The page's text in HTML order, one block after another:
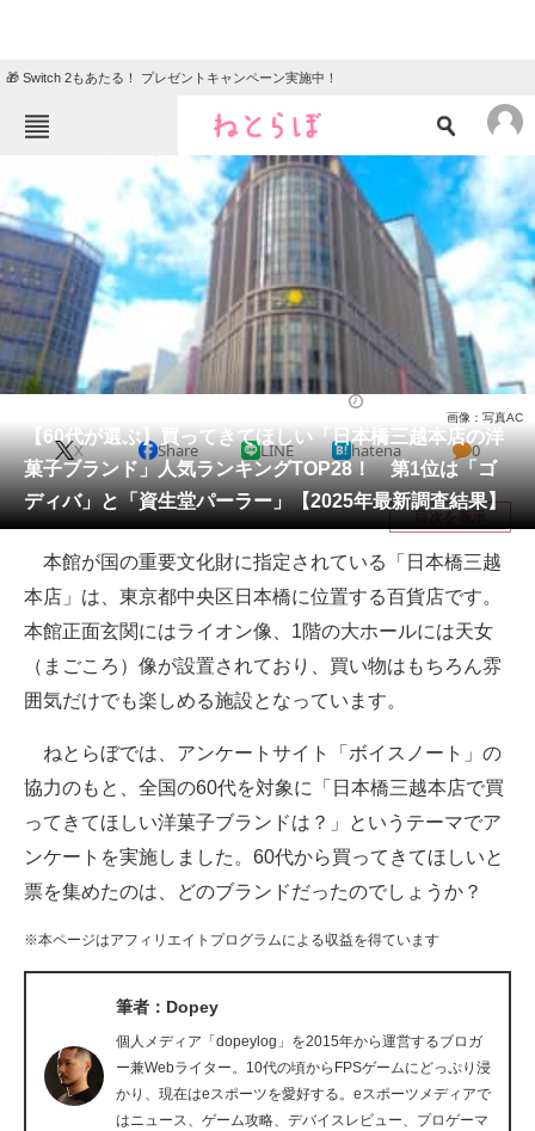
🎁 Switch 2もあたる！ プレゼントキャンペーン実施中！
ねとらぼメニュー
TOP ニュース
エンタメ クイズ
グルメ 地域
住まい 教育・育児
動物 リサーチ
会員記事
メディア
注目記事を集めた総合ページ
ITの今と未来を見通す
スマホと通信の最新トレンド
進化するPCとデバイスの未来
ビジネスと働き方のヒント
企業ITのトレンドを詳説
経営リーダーのコミュニティ
マーケ×ITの今がよく分かる
ITエンジニア向け専門サイト
企業向けIT製品の総合サイト
【60代が選ぶ】買ってきてほしい「日本橋三越本店の洋
菓子ブランド」人気ランキングTOP28！ 第1位は「ゴ
ディバ」と「資生堂パーラー」【2025年最新調査結果】
画像：写真AC
X Share LINE hatena 0
目次を表示
本館が国の重要文化財に指定されている「日本橋三越
本店」は、東京都中央区日本橋に位置する百貨店です。
本館正面玄関にはライオン像、1階の大ホールには天女
（まごころ）像が設置されており、買い物はもちろん雰
囲気だけでも楽しめる施設となっています。
ねとらぼでは、アンケートサイト「ボイスノート」の
協力のもと、全国の60代を対象に「日本橋三越本店で買
ってきてほしい洋菓子ブランドは？」というテーマでア
ンケートを実施しました。60代から買ってきてほしいと
票を集めたのは、どのブランドだったのでしょうか？
※本ページはアフィリエイトプログラムによる収益を得ています
筆者：Dopey
個人メディア「dopeylog」を2015年から運営するブロガ
ー兼Webライター。10代の頃からFPSゲームにどっぷり浸
かり、現在はeスポーツを愛好する。eスポーツメディアで
はニュース、ゲーム攻略、デバイスレビュー、プロゲーマ